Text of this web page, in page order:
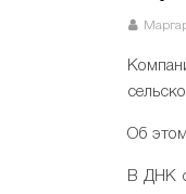
Об
В ДНК